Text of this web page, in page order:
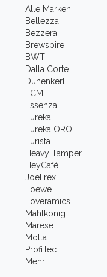
Alle Marken
Bellezza
Bezzera
Brewspire
BWT
Dalla Corte
Dünenkerl
ECM
Essenza
Eureka
Eureka ORO
Eurista
Heavy Tamper
HeyCafé
JoeFrex
Loewe
Loveramics
Mahlkönig
Marese
Motta
ProfiTec
Mehr